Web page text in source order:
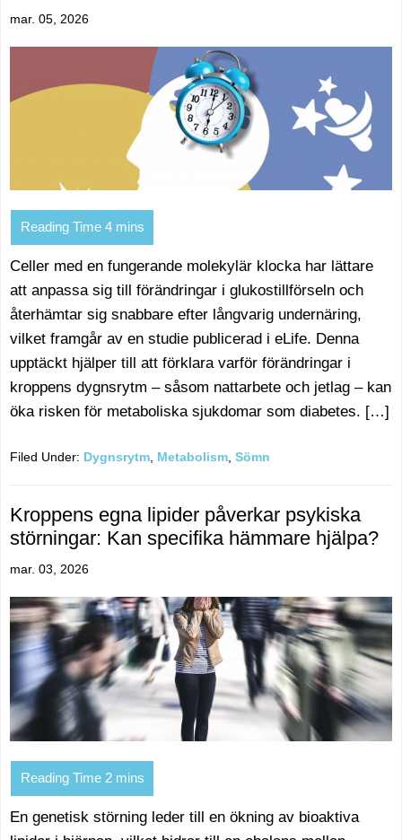
mar. 05, 2026
Celler med en fungerande molekylär klocka har lättare
att anpassa sig till förändringar i glukostillförseln och
återhämtar sig snabbare efter långvarig undernäring,
vilket framgår av en studie publicerad i eLife. Denna
upptäckt hjälper till att förklara varför förändringar i
kroppens dygnsrytm – såsom nattarbete och jetlag – kan
öka risken för metaboliska sjukdomar som diabetes. […]
Filed Under: Dygnsrytm, Metabolism, Sömn
Kroppens egna lipider påverkar psykiska
störningar: Kan specifika hämmare hjälpa?
mar. 03, 2026
En genetisk störning leder till en ökning av bioaktiva